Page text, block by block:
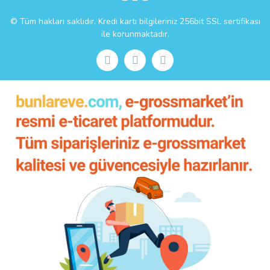
© Tüm hakları saklıdır. Kredi kartı bilgileriniz 256bit SSL sertifikası
ile korunmaktadır.